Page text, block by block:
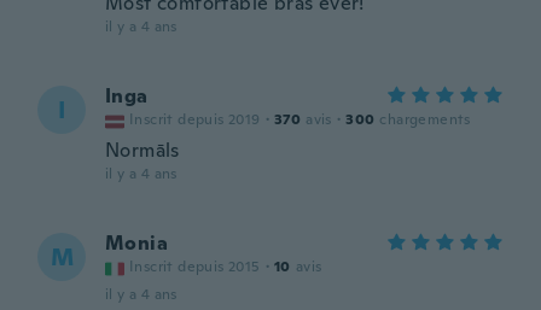
il y a 4 ans
I Inga
Inscrit depuis 2019 · 370 avis · 300 chargements
Normāls
il y a 4 ans
M Monia
Inscrit depuis 2015 · 10 avis
il y a 4 ans